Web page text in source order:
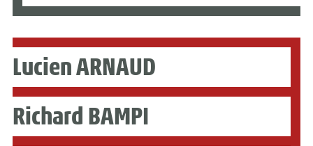
Lucien ARNAUD
Richard BAMPI